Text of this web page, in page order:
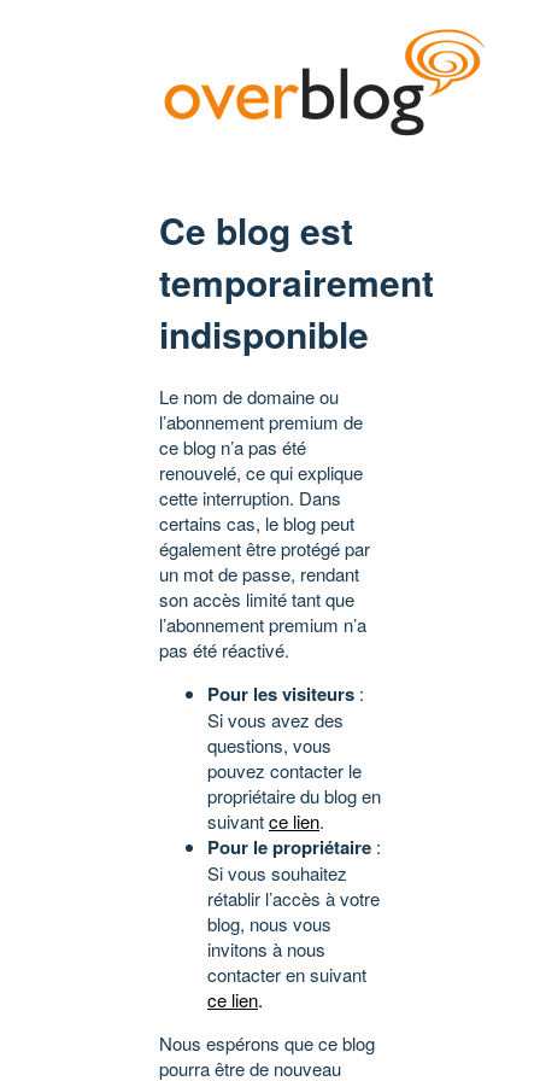
Ce blog est
temporairement
indisponible
Le nom de domaine ou
l’abonnement premium de
ce blog n’a pas été
renouvelé, ce qui explique
cette interruption. Dans
certains cas, le blog peut
également être protégé par
un mot de passe, rendant
son accès limité tant que
l’abonnement premium n’a
pas été réactivé.
Pour les visiteurs :
Si vous avez des
questions, vous
pouvez contacter le
propriétaire du blog en
suivantce lien.
Pour le propriétaire :
Si vous souhaitez
rétablir l’accès à votre
blog, nous vous
invitons à nous
contacter en suivant
ce lien.
Nous espérons que ce blog
pourra être de nouveau